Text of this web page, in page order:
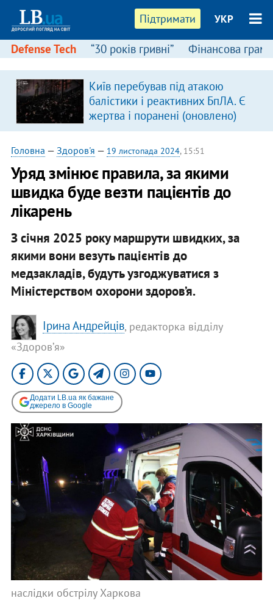
Підтримати УКР
Defense Tech “30 років гривні” Фінансова
Київ перебував під атакою
балістики і реактивних БпЛА. Є
жертва і поранені (оновлено)
Головна — Здоров'я — 19 листопада 2024, 15:51
Уряд змінює правила, за якими
швидка буде везти пацієнтів до
лікарень
З січня 2025 року маршрути швидких, за
якими вони везуть пацієнтів до
медзакладів, будуть узгоджуватися з
Міністерством охорони здоров’я.
Ірина Андрейців, редакторка відділу
«Здоровʼя»
Додати LB.ua як бажане
джерело в Google
наслідки обстрілу Харкова